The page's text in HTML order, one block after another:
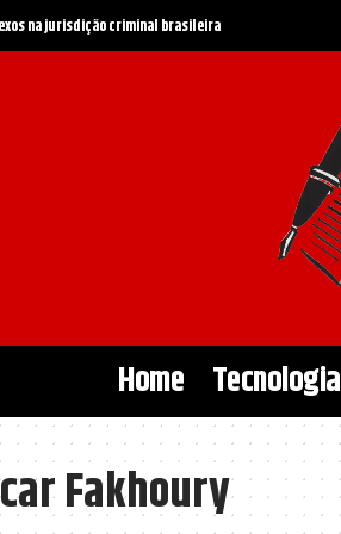
na jurisdição criminal brasileira
Home Tecnologia
Fakhoury